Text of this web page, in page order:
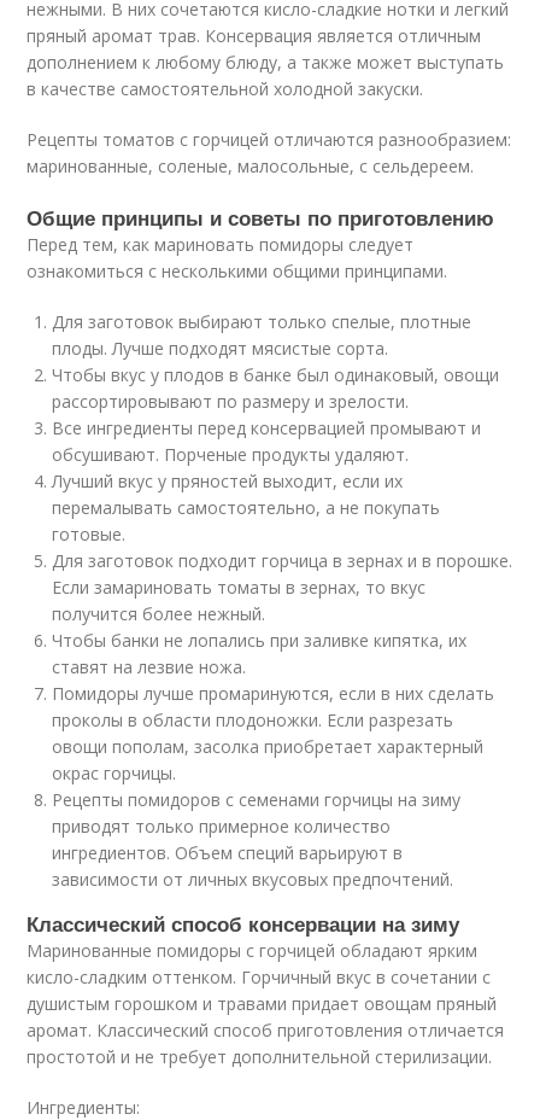
нежными. В них сочетаются кисло-сладкие нотки и легкий
пряный аромат трав. Консервация является отличным
дополнением к любому блюду, а также может выступать
в качестве самостоятельной холодной закуски.
Рецепты томатов с горчицей отличаются разнообразием:
маринованные, соленые, малосольные, с сельдереем.
Общие принципы и советы по приготовлению
Перед тем, как мариновать помидоры следует
ознакомиться с несколькими общими принципами.
Для заготовок выбирают только спелые, плотные
плоды. Лучше подходят мясистые сорта.
Чтобы вкус у плодов в банке был одинаковый, овощи
рассортировывают по размеру и зрелости.
Все ингредиенты перед консервацией промывают и
обсушивают. Порченые продукты удаляют.
Лучший вкус у пряностей выходит, если их
перемалывать самостоятельно, а не покупать
готовые.
Для заготовок подходит горчица в зернах и в порошке.
Если замариновать томаты в зернах, то вкус
получится более нежный.
Чтобы банки не лопались при заливке кипятка, их
ставят на лезвие ножа.
Помидоры лучше промаринуются, если в них сделать
проколы в области плодоножки. Если разрезать
овощи пополам, засолка приобретает характерный
окрас горчицы.
Рецепты помидоров с семенами горчицы на зиму
приводят только примерное количество
ингредиентов. Объем специй варьируют в
зависимости от личных вкусовых предпочтений.
Классический способ консервации на зиму
Маринованные помидоры с горчицей обладают ярким
кисло-сладким оттенком. Горчичный вкус в сочетании с
душистым горошком и травами придает овощам пряный
аромат. Классический способ приготовления отличается
простотой и не требует дополнительной стерилизации.
Ингредиенты: